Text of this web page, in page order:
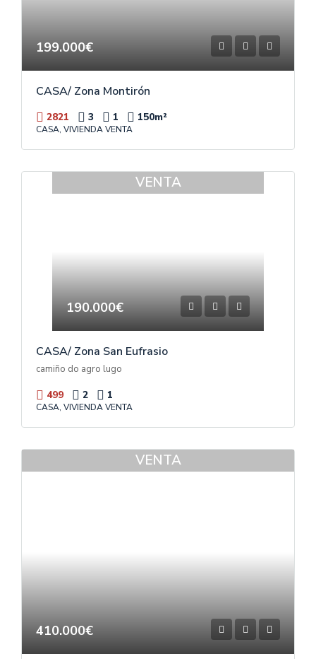
199.000€
CASA/ Zona Montirón
2821 3 1 150m²
CASA, VIVIENDA VENTA
VENTA
190.000€
CASA/ Zona San Eufrasio
camiño do agro lugo
499 2 1
CASA, VIVIENDA VENTA
VENTA
410.000€